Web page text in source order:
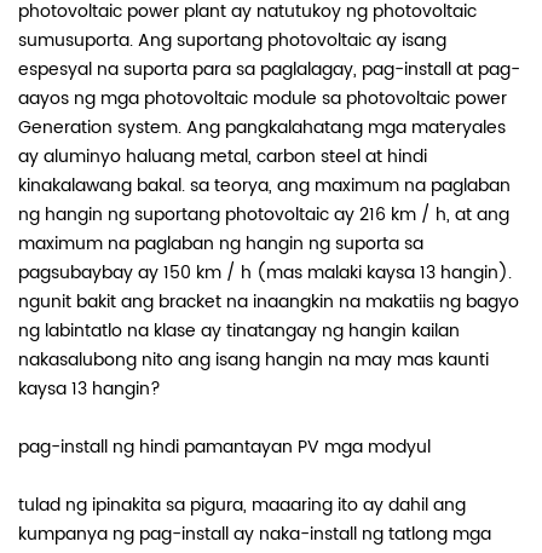
photovoltaic power plant ay natutukoy ng photovoltaic
sumusuporta. Ang suportang photovoltaic ay isang
espesyal na suporta para sa paglalagay, pag-install at pag-
aayos ng mga photovoltaic module sa photovoltaic power
Generation system. Ang pangkalahatang mga materyales
ay aluminyo haluang metal, carbon steel at hindi
kinakalawang bakal. sa teorya, ang maximum na paglaban
ng hangin ng suportang photovoltaic ay 216 km / h, at ang
maximum na paglaban ng hangin ng suporta sa
pagsubaybay ay 150 km / h (mas malaki kaysa 13 hangin).
ngunit bakit ang bracket na inaangkin na makatiis ng bagyo
ng labintatlo na klase ay tinatangay ng hangin kailan
nakasalubong nito ang isang hangin na may mas kaunti
kaysa 13 hangin?
pag-install ng hindi pamantayan PV mga modyul
tulad ng ipinakita sa pigura, maaaring ito ay dahil ang
kumpanya ng pag-install ay naka-install ng tatlong mga